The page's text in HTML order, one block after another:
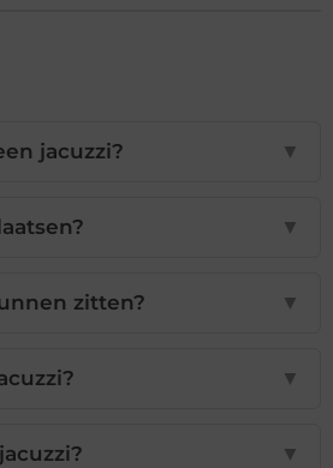
jacuzzi? ▼
▼
zitten? ▼
▼
▼